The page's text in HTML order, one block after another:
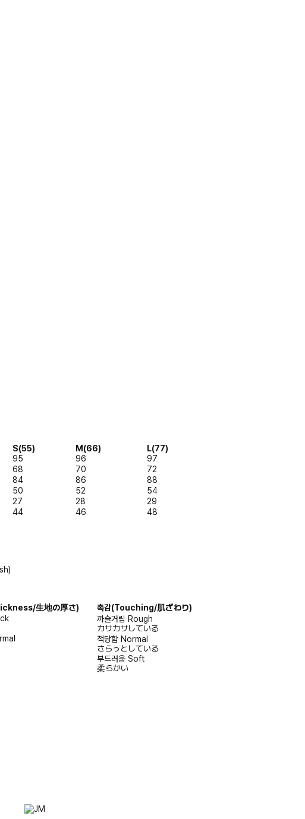
S(55) M(66)
L(77)
95 96
97
68 70
72
84 86
88
50 52
54
27 28
29
44 46
48
生地の厚さ) 촉감(Touching/肌ざわり)
까슬거림 Rough
カサカサしている
적당함 Normal
さらっとしている
부드러움 Soft
柔らかい